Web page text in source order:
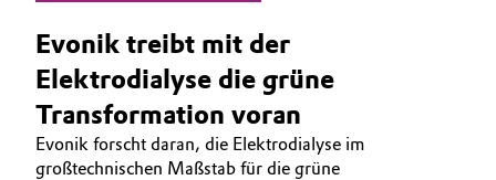
Industrial Manufacturing & Machinery
Lubricants & Lubricant Additives
Medical Devices
Medien
Evonik treibt mit der
Elektrodialyse die grüne
Transformation voran
Evonik forscht daran, die Elektrodialyse im
großtechnischen Maßstab für die grüne